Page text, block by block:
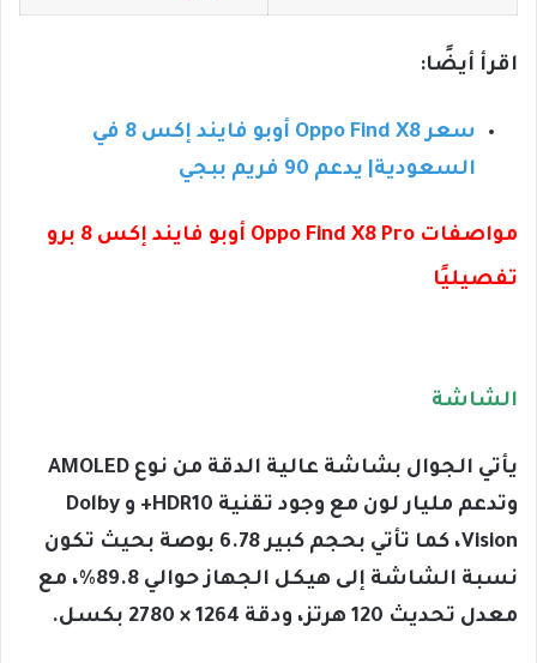
اقرأ أيضًا:
سعر Oppo Find X8 أوبو فايند إكس 8 في
السعودية| يدعم 90 فريم ببجي
مواصفات Oppo Find X8 Pro أوبو فايند إكس 8 برو
تفصيليًا
الشاشة
يأتي الجوال بشاشة عالية الدقة من نوع AMOLED
وتدعم مليار لون مع وجود تقنية HDR10+ و Dolby
Vision، كما تأتي بحجم كبير 6.78 بوصة بحيث تكون
نسبة الشاشة إلى هيكل الجهاز حوالي 89.8%، مع
معدل تحديث 120 هرتز، ودقة 1264 × 2780 بكسل.